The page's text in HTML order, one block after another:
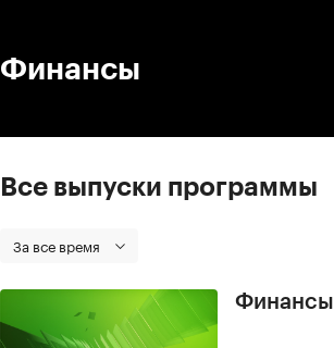
Финансы
Все выпуски программы
За все время
Финансы